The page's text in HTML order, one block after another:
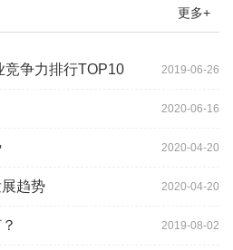
更多+
2019-06-26
竞争力排行TOP10
2020-06-16
2020-04-20
2020-04-20
趋势
2019-08-02